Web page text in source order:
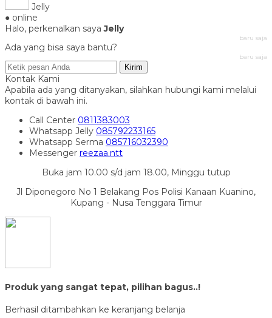
Jelly
● online
Halo, perkenalkan sayaJelly
baru saja
Ada yang bisa saya bantu?
baru saja
Kirim
Kontak Kami
Apabila ada yang ditanyakan, silahkan hubungi kami melalui
kontak di bawah ini.
Call Center 0811383003
Whatsapp Jelly 085792233165
Whatsapp Serma 085716032390
Messenger reezaa.ntt
Buka jam 10.00 s/d jam 18.00, Minggu tutup
Jl Diponegoro No 1 Belakang Pos Polisi Kanaan Kuanino,
Kupang - Nusa Tenggara Timur
Produk yang sangat tepat, pilihan bagus..!
Berhasil ditambahkan ke keranjang belanja